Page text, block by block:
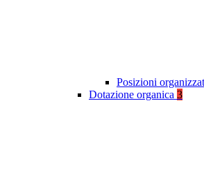
Posizioni
Dotazione organica 3